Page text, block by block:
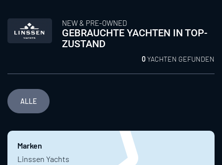
NEW & PRE-OWNED
GEBRAUCHTE YACHTEN IN TOP-
ZUSTAND
0YACHTEN GEFUNDEN
ALLE
Marken
Linssen Yachts